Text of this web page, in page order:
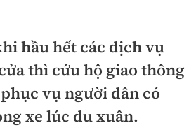
hầu hết các dịch vụ
thì cứu hộ giao thông
vụ người dân có
xe lúc du xuân.